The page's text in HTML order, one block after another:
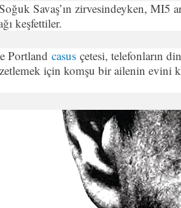
Savaş’ın zirvesindeyken, MI5
keşfettiler.
Portland casus çetesi, telefonların
için komşu bir ailenin evini